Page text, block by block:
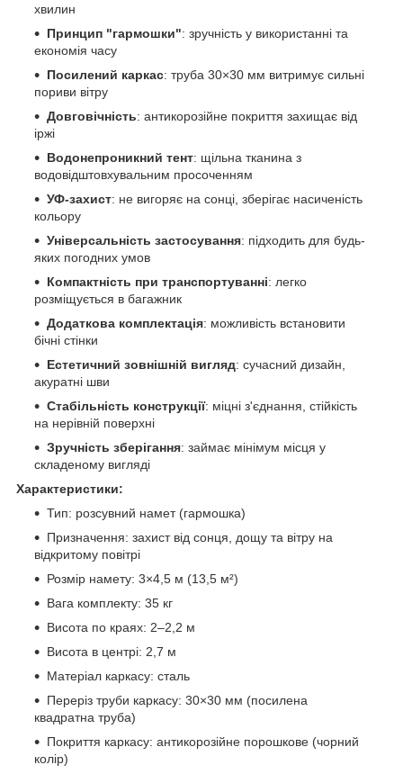
хвилин
Принцип "гармошки": зручність у використанні та
економія часу
Посилений каркас: труба 30×30 мм витримує сильні
пориви вітру
Довговічність: антикорозійне покриття захищає від
іржі
Водонепроникний тент: щільна тканина з
водовідштовхувальним просоченням
УФ-захист: не вигоряє на сонці, зберігає насиченість
кольору
Універсальність застосування: підходить для будь-
яких погодних умов
Компактність при транспортуванні: легко
розміщується в багажник
Додаткова комплектація: можливість встановити
бічні стінки
Естетичний зовнішній вигляд: сучасний дизайн,
акуратні шви
Стабільність конструкції: міцні з'єднання, стійкість
на нерівній поверхні
Зручність зберігання: займає мінімум місця у
складеному вигляді
Характеристики:
Тип: розсувний намет (гармошка)
Призначення: захист від сонця, дощу та вітру на
відкритому повітрі
Розмір намету: 3×4,5 м (13,5 м²)
Вага комплекту: 35 кг
Висота по краях: 2–2,2 м
Висота в центрі: 2,7 м
Матеріал каркасу: сталь
Переріз труби каркасу: 30×30 мм (посилена
квадратна труба)
Покриття каркасу: антикорозійне порошкове (чорний
колір)